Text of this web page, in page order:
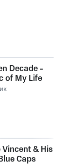
Decade -
of My Life
Vincent & His
Caps